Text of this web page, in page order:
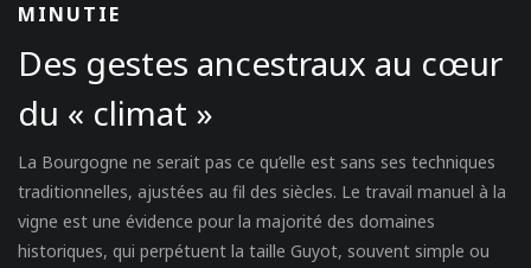
MINUTIE
Des gestes ancestraux au cœur
du « climat »
La Bourgogne ne serait pas ce qu’elle est sans ses techniques
traditionnelles, ajustées au fil des siècles. Le travail manuel à la
vigne est une évidence pour la majorité des domaines
historiques, qui perpétuent la taille Guyot, souvent simple ou